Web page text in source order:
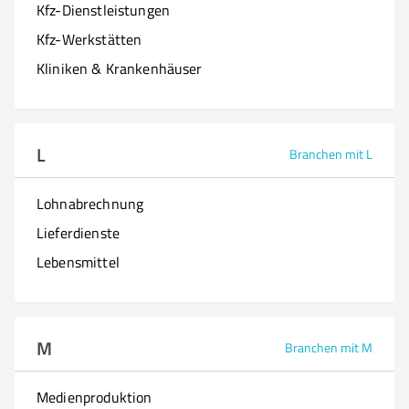
Kfz-Dienstleistungen
Kfz-Werkstätten
Kliniken & Krankenhäuser
L Branchen mit L
Lohnabrechnung
Lieferdienste
Lebensmittel
M Branchen mit M
Medienproduktion